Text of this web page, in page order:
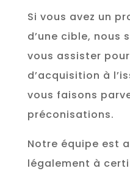
Si vous avez un
d’une cible, nous
vous assister
d’acquisition à
vous faisons
préconisations.
Notre équipe est
légalement à